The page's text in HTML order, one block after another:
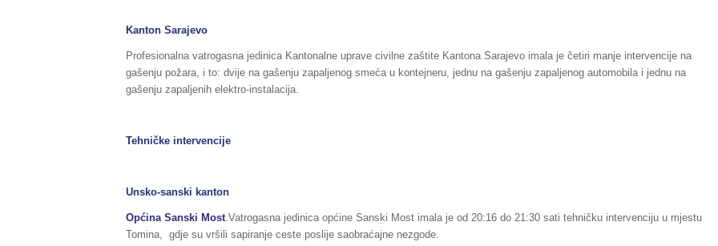
Kanton Sarajevo
Profesionalna vatrogasna jedinica Kantonalne uprave civilne zaštite Kantona Sarajevo imala je četiri manje intervencije na
gašenju požara, i to: dvije na gašenju zapaljenog smeća u kontejneru, jednu na gašenju zapaljenog automobila i jednu na
gašenju zapaljenih elektro-instalacija.
Tehničke intervencije
Unsko-sanski kanton
Općina Sanski Most .Vatrogasna jedinica općine Sanski Most imala je od 20:16 do 21:30 sati tehničku intervenciju u mjestu
Tomina, gdje su vršili sapiranje ceste poslije saobraćajne nezgode.